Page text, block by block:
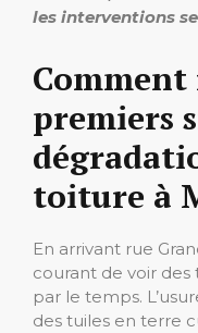
les interventions
Comment
premiers
toiture à
En arrivant rue
courant de voir
par le temps.
des tuiles en terre